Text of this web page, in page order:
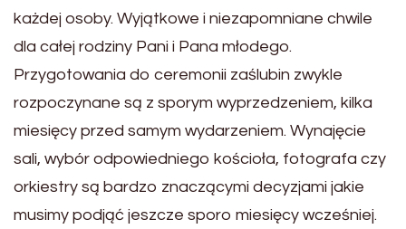
każdej osoby. Wyjątkowe i niezapomniane chwile
dla całej rodziny Pani i Pana młodego.
Przygotowania do ceremonii zaślubin zwykle
rozpoczynane są z sporym wyprzedzeniem, kilka
miesięcy przed samym wydarzeniem. Wynajęcie
sali, wybór odpowiedniego kościoła, fotografa czy
orkiestry są bardzo znaczącymi decyzjami jakie
musimy podjąć jeszcze sporo miesięcy wcześniej.